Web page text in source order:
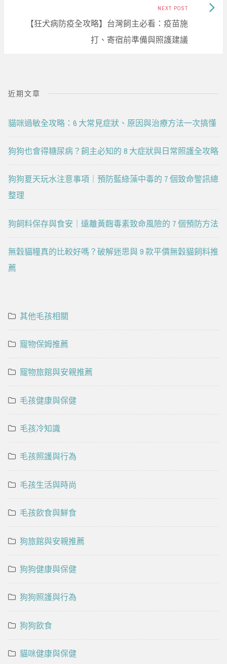
NEXT POST
【狂犬病防疫全攻略】台灣飼主必看：疫苗施
打、寄宿前準備與照護建議
Next
近期文章
貓咪過敏全攻略：6 大常見症狀、原因與治療方法一次搞懂
狗狗也會得糖尿病？飼主必知的 8 大症狀與日常照護全攻略
狗狗夏天玩水注意事項｜預防藍綠藻中毒的 7 個致命警訊總
整理
狗飼料保存與食安｜遠離黃麴毒素致命風險的 7 個預防方法
無穀貓糧真的比較好嗎？破解迷思與 9 款平價無穀貓飼料推
薦
其他毛孩相關
寵物保姆推薦
寵物旅館與安親推薦
毛孩健康與保健
毛孩冷知識
毛孩照護與行為
毛孩生活與時尚
毛孩飲食與鮮食
狗旅館與安親推薦
狗狗健康與保健
狗狗照護與行為
狗狗飲食
貓咪健康與保健